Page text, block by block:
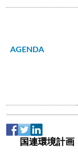
AGENDA
国連環境計画